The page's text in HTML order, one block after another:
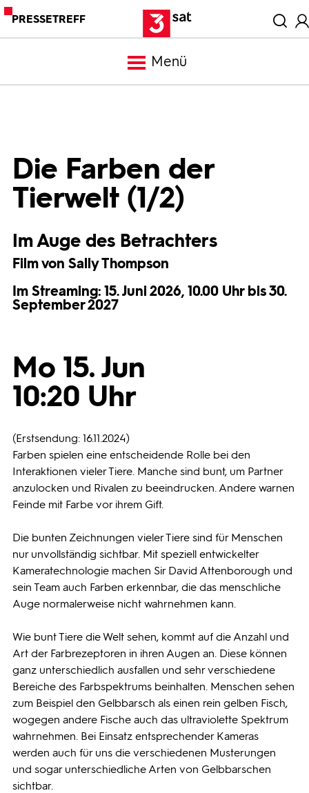
PRESSETREFF
Menü
Mediathek
Trailer
Bilder
3sat
Die Farben der
Tierwelt (1/2)
Im Auge des Betrachters
Film von Sally Thompson
Im Streaming: 15. Juni 2026, 10.00 Uhr bis 30.
September 2027
Mo 15. Jun
10:20 Uhr
(Erstsendung: 16.11.2024)
Farben spielen eine entscheidende Rolle bei den
Interaktionen vieler Tiere. Manche sind bunt, um Partner
anzulocken und Rivalen zu beeindrucken. Andere warnen
Feinde mit Farbe vor ihrem Gift.
Die bunten Zeichnungen vieler Tiere sind für Menschen
nur unvollständig sichtbar. Mit speziell entwickelter
Kameratechnologie machen Sir David Attenborough und
sein Team auch Farben erkennbar, die das menschliche
Auge normalerweise nicht wahrnehmen kann.
Wie bunt Tiere die Welt sehen, kommt auf die Anzahl und
Art der Farbrezeptoren in ihren Augen an. Diese können
ganz unterschiedlich ausfallen und sehr verschiedene
Bereiche des Farbspektrums beinhalten. Menschen sehen
zum Beispiel den Gelbbarsch als einen rein gelben Fisch,
wogegen andere Fische auch das ultraviolette Spektrum
wahrnehmen. Bei Einsatz entsprechender Kameras
werden auch für uns die verschiedenen Musterungen
und sogar unterschiedliche Arten von Gelbbarschen
sichtbar.